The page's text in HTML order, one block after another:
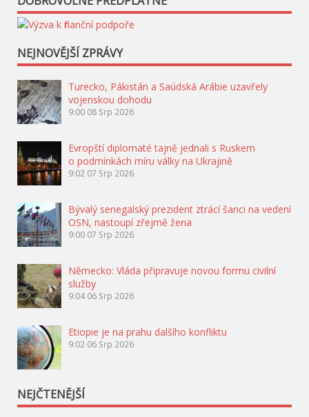
NEJNOVĚJŠÍ ZPRÁVY
Turecko, Pákistán a Saúdská Arábie uzavřely
vojenskou dohodu
9:00 08 Srp 2026
Evropští diplomaté tajně jednali s Ruskem
o podmínkách míru války na Ukrajině
9:02 07 Srp 2026
Bývalý senegalský prezident ztrácí šanci na vedení
OSN, nastoupí zřejmě žena
9:00 07 Srp 2026
Německo: Vláda připravuje novou formu civilní
služby
9:04 06 Srp 2026
Etiopie je na prahu dalšího konfliktu
9:02 06 Srp 2026
NEJČTENĚJŠÍ